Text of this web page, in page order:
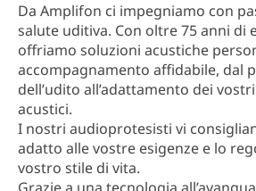
Da Amplifon ci impegniamo con
salute uditiva. Con oltre 75 anni di
offriamo soluzioni acustiche
accompagnamento affidabile, dal
dell’udito all’adattamento dei
acustici.
I nostri audioprotesisti vi
adatto alle vostre esigenze e lo
vostro stile di vita.